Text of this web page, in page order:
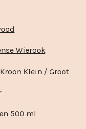
Wierook
Klein / Groot
500 ml